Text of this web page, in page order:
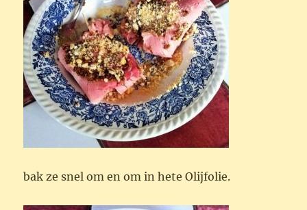
bak ze snel om en om in hete Olijfolie.